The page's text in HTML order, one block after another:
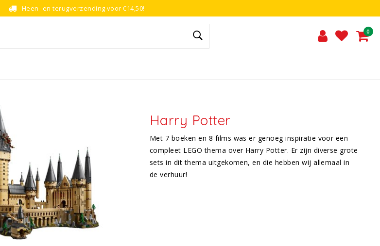
Heen- en terugverzending voor €14,50!
0
Harry Potter
Met 7 boeken en 8 films was er genoeg inspiratie voor een
compleet LEGO thema over Harry Potter. Er zijn diverse grote
sets in dit thema uitgekomen, en die hebben wij allemaal in
de verhuur!